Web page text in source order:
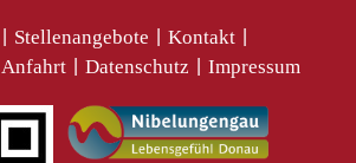
Stellenangebote Kontakt
Anfahrt Datenschutz Impressum